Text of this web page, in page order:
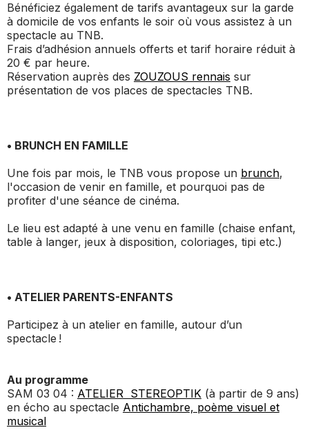
Bénéficiez également de tarifs avantageux sur la garde
à domicile de vos enfants le soir où vous assistez à un
spectacle au TNB.
Frais d’adhésion annuels offerts et tarif horaire réduit à
20 € par heure.
Réservation auprès des ZOUZOUS rennais sur
présentation de vos places de spectacles TNB.
• BRUNCH EN FAMILLE
Une fois par mois, le TNB vous propose un brunch,
l'occasion de venir en famille, et pourquoi pas de
profiter d'une séance de cinéma.
Le lieu est adapté à une venu en famille (chaise enfant,
table à langer, jeux à disposition, coloriages, tipi etc.)
• ATELIER PARENTS-ENFANTS
Participez à un atelier en famille, autour d’un
spectacle !
Au programme
SAM 03 04 : ATELIER STEREOPTIK (à partir de 9 ans)
en écho au spectacle Antichambre, poème visuel et
musical